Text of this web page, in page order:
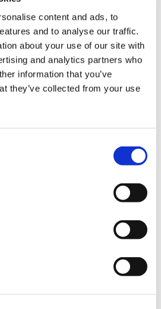
content and ads, to
and to analyse our traffic.
about your use of our site with
and analytics partners who
information that you’ve
they’ve collected from your use
1,100円(税込)
在庫：○ |55ポイント
2025/01/30 ～
在庫：△ |55ポイント
ラバーコースター 玄武